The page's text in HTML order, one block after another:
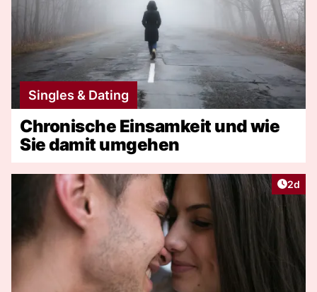
Singles & Dating
Chronische Einsamkeit und wie
Sie damit umgehen
2d